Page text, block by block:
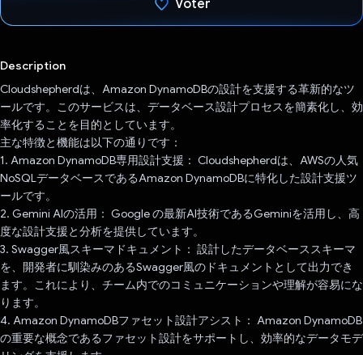
Voter
Description
Cloudshepherdは、Amazon DynamoDBの設計を支援する革新的なツ
ールです。このサービスは、データベース設計プロセスを簡素化し、効
率化することを目的としています。
主な特徴と機能は以下の通りです：
1. Amazon DynamoDB専用設計支援： Cloudshepherdは、AWSの人気
NoSQLデータベースであるAmazon DynamoDBに特化した設計支援ツ
ールです。
2. Gemini AIの活用： Google の最新AI技術であるGeminiを活用し、高
度な設計支援と分析を提供しています。
3. Swagger風スキーマドキュメント： 設計したデータベーススキーマ
を、開発者に馴染みのあるSwagger風のドキュメントとして出力でき
ます。これにより、チーム内でのコミュニケーションや理解が容易にな
ります。
4. Amazon DynamoDBファセット設計アシスト： Amazon DynamoDB
の重要な概念であるファセット設計をサポートし、効率的なデータモデ